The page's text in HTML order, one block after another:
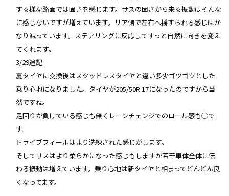
する様な路面では固さを感じます。サスの固さから来る振動はそんな
に感じないですが増えています。リア側で左右へ揺すられる感じはか
なり減っています。ステアリングに反応してすっと自然に向きを変え
てくれます。
3/29追記
夏タイヤに交換後はスタッドレスタイヤと違い多少ゴツゴツとした
乗り心地になりました。タイヤが205/50R 17になったのですから当
然ですね。
足回りが負けている感じも無くレーンチェンジでのロール感も◯で
す。
ドライブフィールはより洗練された感じがします。
そしてサスはより柔らかになった感じもしますが若干車体全体に伝
わる振動は増えています。乗り心地は新タイヤと相まってどんどん良
くなってます。